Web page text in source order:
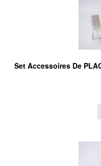
Set Accessoires De